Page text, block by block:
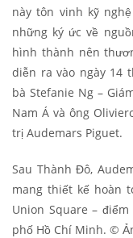
này tôn vinh kỹ
những ký ức về
hình thành nên
diễn ra vào ngày 14
bà Stefanie Ng –
Nam Á và ông
trị Audemars Piguet.
Sau Thành Đô,
mang thiết kế hoàn
Union Square –
phố Hồ Chí Minh. ©